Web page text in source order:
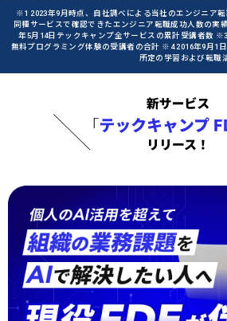
※1 2023年9月時点、自社調べによる当社のエンジニア
同種サービスで確認できたエンジニア転職成功人数の実
年5月14日テックキャンプ全サービスの累計受講者数
無料プログラミング体験の受講者の合計 ※4 2016年9月1
所定の学習および転職